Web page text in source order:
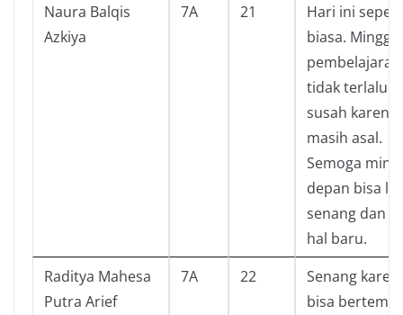
Naura Balqis
Azkiya
7A 21
Hari ini
biasa.
pembelajaran
tidak terlalu
susah karena
masih asal.
Semoga
depan bisa
senang dan
hal baru.
Raditya Mahesa
Putra Arief
7A 22
Senang
bisa bertemu